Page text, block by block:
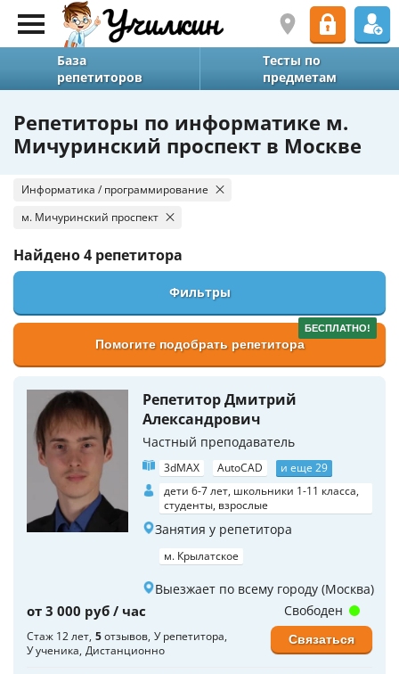
База
репетиторов
Тесты по
предметам
Репетиторы по информатике м.
Мичуринский проспект в Москве
Информатика / программирование
м. Мичуринский проспект
Найдено4 репетитора
Фильтры
БЕСПЛАТНО!
Помогите подобрать репетитора
Репетитор Дмитрий
Александрович
Частный преподаватель
3dMAX AutoCAD
и еще 29
дети 6-7 лет, школьники 1-11 класса,
студенты, взрослые
Занятия у репетитора
м. Крылатское
Выезжает по всему городу (Москва)
от 3 000 руб / час
Стаж 12 лет 5отзывов У репетитора
У ученика Дистанционно
Свободен
Связаться